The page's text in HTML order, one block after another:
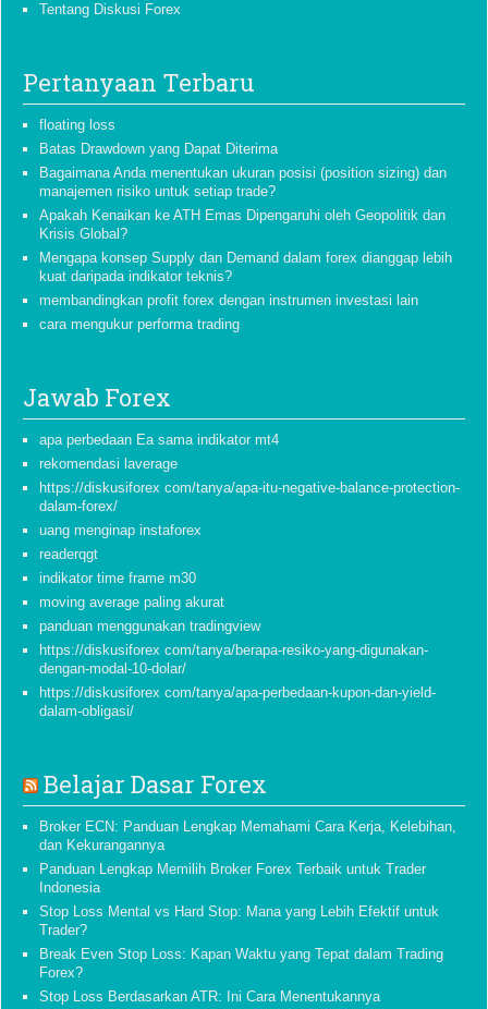
Tentang Diskusi Forex
Pertanyaan Terbaru
floating loss
Batas Drawdown yang Dapat Diterima
Bagaimana Anda menentukan ukuran posisi (position sizing) dan
manajemen risiko untuk setiap trade?
Apakah Kenaikan ke ATH Emas Dipengaruhi oleh Geopolitik dan
Krisis Global?
Mengapa konsep Supply dan Demand dalam forex dianggap lebih
kuat daripada indikator teknis?
membandingkan profit forex dengan instrumen investasi lain
cara mengukur performa trading
Jawab Forex
apa perbedaan Ea sama indikator mt4
rekomendasi laverage
https://diskusiforex com/tanya/apa-itu-negative-balance-protection-
dalam-forex/
uang menginap instaforex
readerqgt
indikator time frame m30
moving average paling akurat
panduan menggunakan tradingview
https://diskusiforex com/tanya/berapa-resiko-yang-digunakan-
dengan-modal-10-dolar/
https://diskusiforex com/tanya/apa-perbedaan-kupon-dan-yield-
dalam-obligasi/
Belajar Dasar Forex
Broker ECN: Panduan Lengkap Memahami Cara Kerja, Kelebihan,
dan Kekurangannya
Panduan Lengkap Memilih Broker Forex Terbaik untuk Trader
Indonesia
Stop Loss Mental vs Hard Stop: Mana yang Lebih Efektif untuk
Trader?
Break Even Stop Loss: Kapan Waktu yang Tepat dalam Trading
Forex?
Stop Loss Berdasarkan ATR: Ini Cara Menentukannya